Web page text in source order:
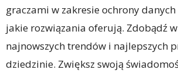
graczami w zakresie ochrony
jakie rozwiązania oferują. Zdobądź
najnowszych trendów i najlepszych
dziedzinie. Zwiększ swoją